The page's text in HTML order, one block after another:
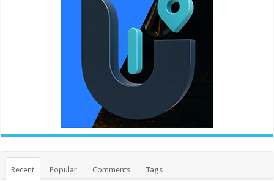
Recent Popular Comments Tags